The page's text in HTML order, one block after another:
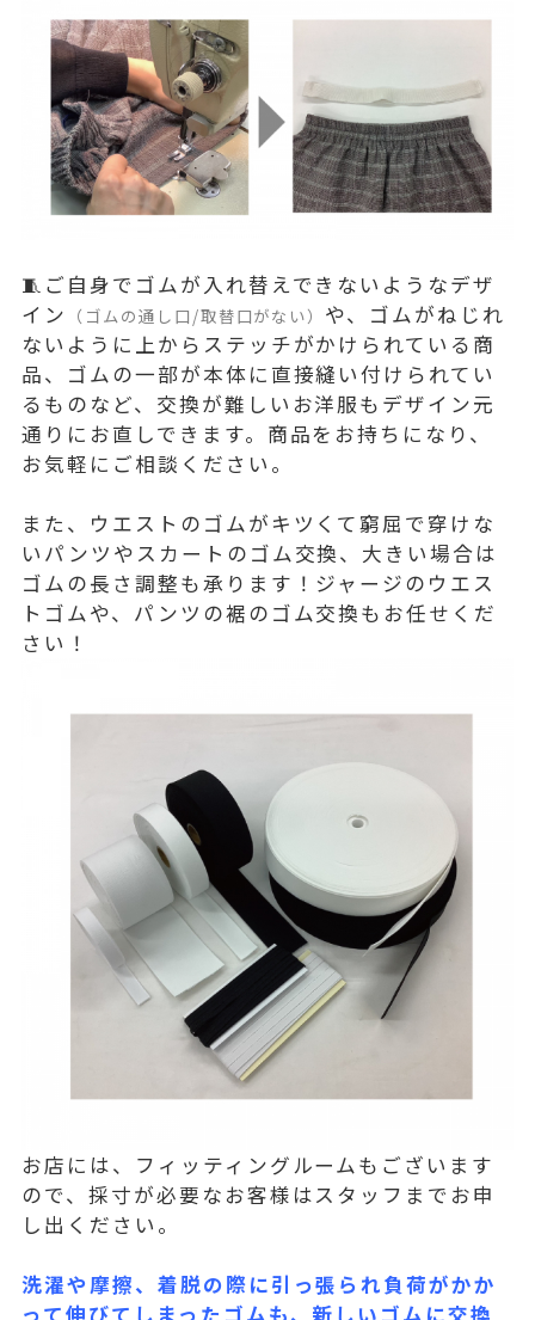
🧵ご自身でゴムが入れ替えできないようなデザ
イン （ゴムの通し口/取替口がない） や、ゴムがねじれ
ないように上からステッチがかけられている商
品、ゴムの一部が本体に直接縫い付けられてい
るものなど、交換が難しいお洋服もデザイン元
通りにお直しできます。商品をお持ちになり、
お気軽にご相談ください。
また、ウエストのゴムがキツくて窮屈で穿けな
いパンツやスカートのゴム交換、大きい場合は
ゴムの長さ調整も承ります！ジャージのウエス
トゴムや、パンツの裾のゴム交換もお任せくだ
さい！
お店には、フィッティングルームもございます
ので、採寸が必要なお客様はスタッフまでお申
し出ください。
洗濯や摩擦、着脱の際に引っ張られ負荷がかか